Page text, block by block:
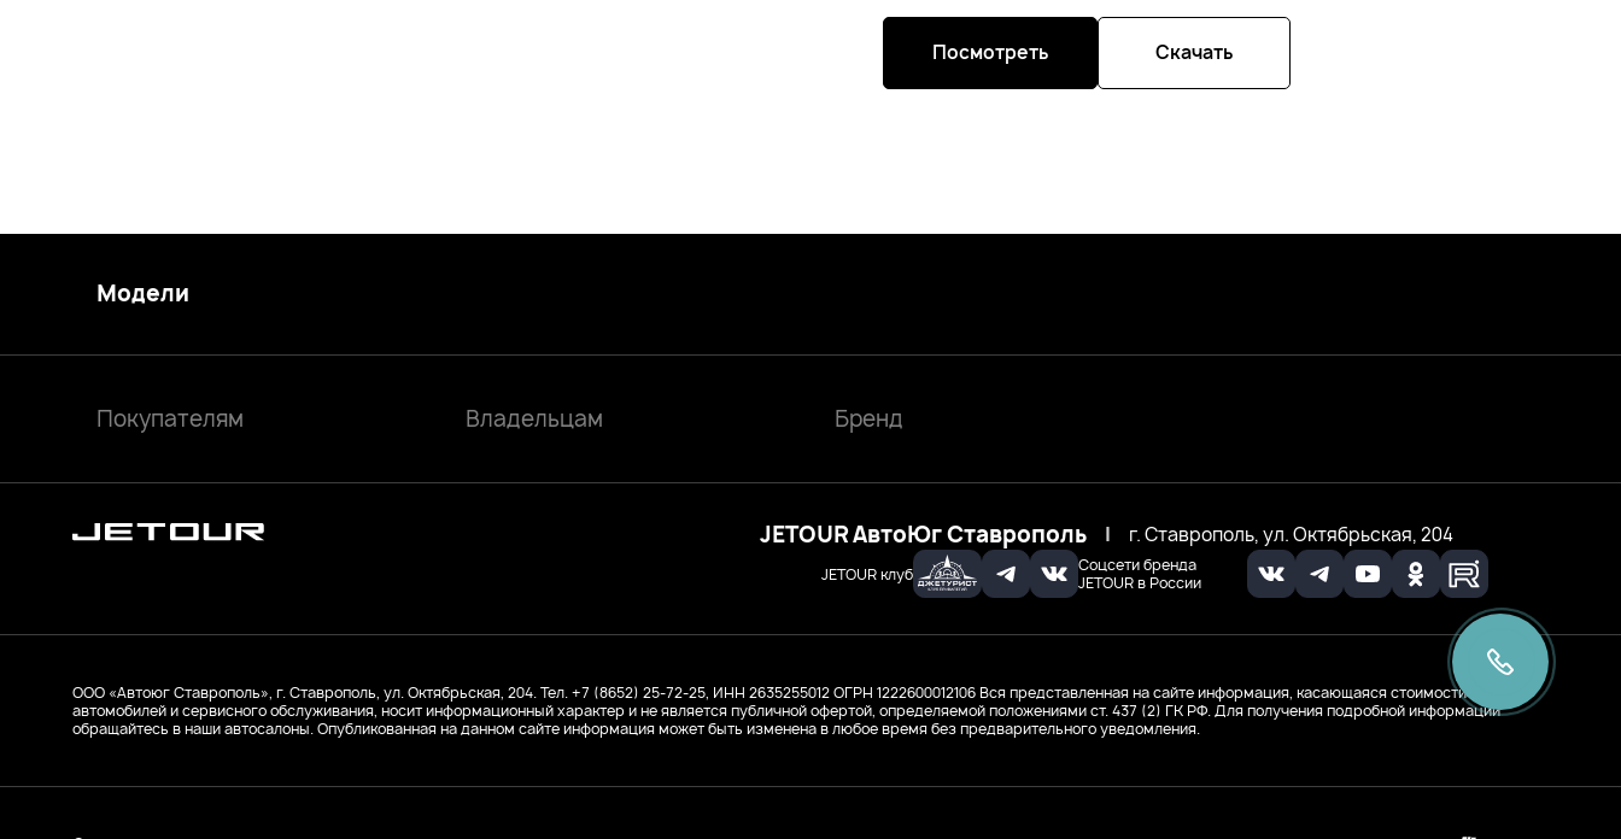
Посмотреть Скачать
JETOUR клуб
Соцсети бренда
JETOUR в России
JETOUR АвтоЮг Ставрополь | г. Ставрополь, ул. Октябрьская, 204
Модели
Покупателям Владельцам Бренд
ООО «Автоюг Ставрополь», г. Ставрополь, ул. Октябрьская, 204. Тел. +7 (8652) 25-72-25, ИНН 2635255012ОГРН 1222600012106 Вся представленная на сайте информация, касающаяся стоимости
автомобилей и сервисного обслуживания, носит информационный характер и не является публичной офертой, определяемой положениями ст. 437 (2) ГК РФ. Для получения подробной информации
обращайтесь в наши автосалоны. Опубликованная на данном сайте информация может быть изменена в любое время без предварительного уведомления.